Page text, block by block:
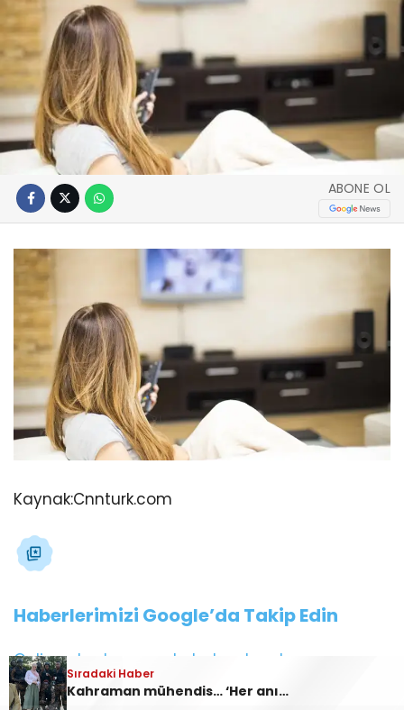
ABONE OL
Kaynak:Cnnturk.com
Haberlerimizi Google’da Takip Edin
Gelişmelerden anında haberdar olun.
Google’da tercih edilen kaynak olarak ekleyin
Sıradaki Haber
Kahraman mühendis… ‘Her anından keyif aldım’